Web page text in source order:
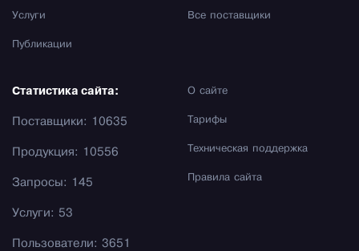
Услуги
Публикации
Все поставщики
О сайте
Тарифы
Техническая поддержка
Правила сайта
Статистика сайта:
Поставщики: 10635
Продукция: 10556
Запросы: 145
Услуги: 53
Пользователи: 3651